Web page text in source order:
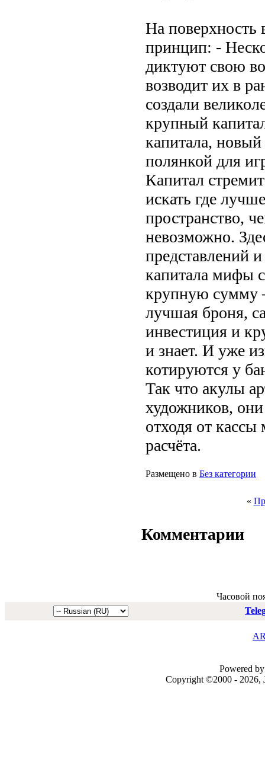
На поверхность
принцип: -
диктуют свою
возводит их в
создали
крупный
капитала,
полянкой для
Капитал
искать где
пространство,
невозможно.
представлений
капитала мифы
крупную сумму
лучшая броня,
инвестиция и
и знает. И уже
котируются у
Так что акулы
художников, они
отходя от
расчёта.
Размещено в Без категории
«
Комментарии
Часовой
Powered
Copyright ©2000 - 2026,